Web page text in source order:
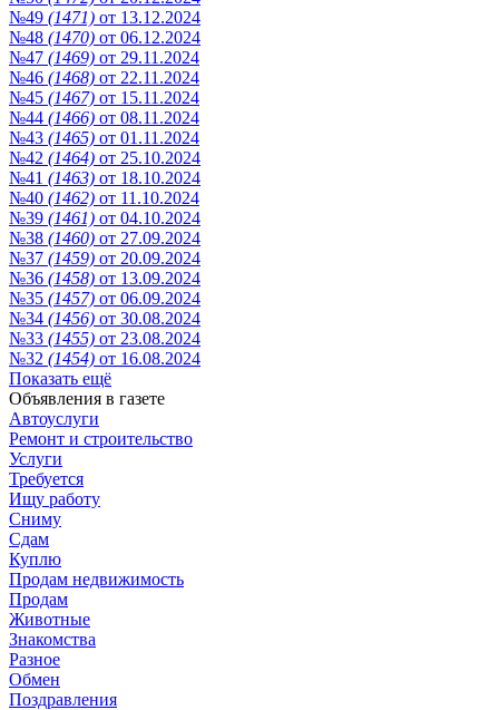
№49 (1471) от 13.12.2024
№48 (1470) от 06.12.2024
№47 (1469) от 29.11.2024
№46 (1468) от 22.11.2024
№45 (1467) от 15.11.2024
№44 (1466) от 08.11.2024
№43 (1465) от 01.11.2024
№42 (1464) от 25.10.2024
№41 (1463) от 18.10.2024
№40 (1462) от 11.10.2024
№39 (1461) от 04.10.2024
№38 (1460) от 27.09.2024
№37 (1459) от 20.09.2024
№36 (1458) от 13.09.2024
№35 (1457) от 06.09.2024
№34 (1456) от 30.08.2024
№33 (1455) от 23.08.2024
№32 (1454) от 16.08.2024
Показать ещё
Объявления в газете
Автоуслуги
Ремонт и строительство
Услуги
Требуется
Ищу работу
Сниму
Сдам
Куплю
Продам недвижимость
Продам
Животные
Знакомства
Разное
Обмен
Поздравления